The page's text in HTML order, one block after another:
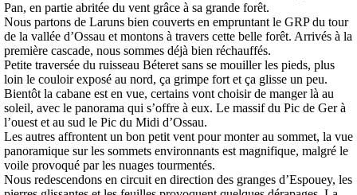
Pan, en partie abritée du vent grâce à sa grande forêt.
Nous partons de Laruns bien couverts en empruntant le GRP du tour
de la vallée d’Ossau et montons à travers cette belle forêt. Arrivés à la
première cascade, nous sommes déjà bien réchauffés.
Petite traversée du ruisseau Béteret sans se mouiller les pieds, plus
loin le couloir exposé au nord, ça grimpe fort et ça glisse un peu.
Bientôt la cabane est en vue, certains vont choisir de manger là au
soleil, avec le panorama qui s’offre à eux. Le massif du Pic de Ger à
l’ouest et au sud le Pic du Midi d’Ossau.
Les autres affrontent un bon petit vent pour monter au sommet, la vue
panoramique sur les sommets environnants est magnifique, malgré le
voile provoqué par les nuages tourmentés.
Nous redescendons en circuit en direction des granges d’Espouey, les